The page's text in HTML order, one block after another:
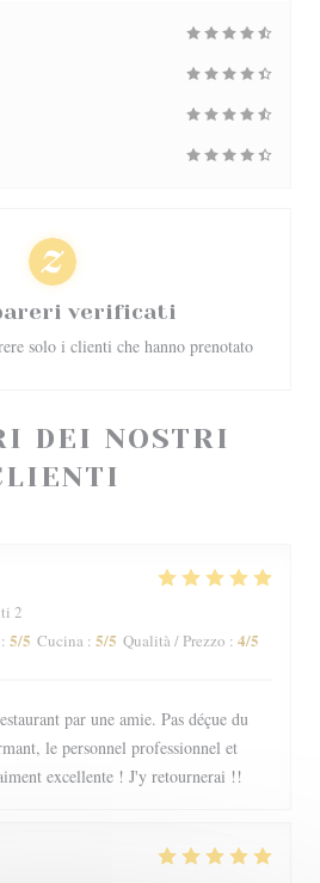
DEI NOSTRI
2
: 5/5 Cucina : 5/5 Qualità / Prezzo : 4/5
par une amie. Pas déçue du
le personnel professionnel et
excellente ! J'y retournerai !!
verificati
solo i clienti che hanno prenotato